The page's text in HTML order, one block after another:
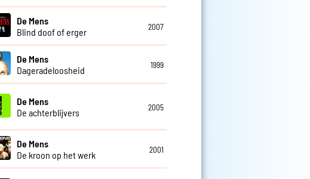
De Mens
Blind doof of erger
2007
De Mens
Dageradeloosheid
1999
De Mens
De achterblijvers
2005
De Mens
De kroon op het werk
2001